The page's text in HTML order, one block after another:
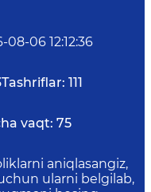
08-06 12:12:36
Tashriflar: 111
vaqt: 75
aniqlasangiz,
ularni belgilab,